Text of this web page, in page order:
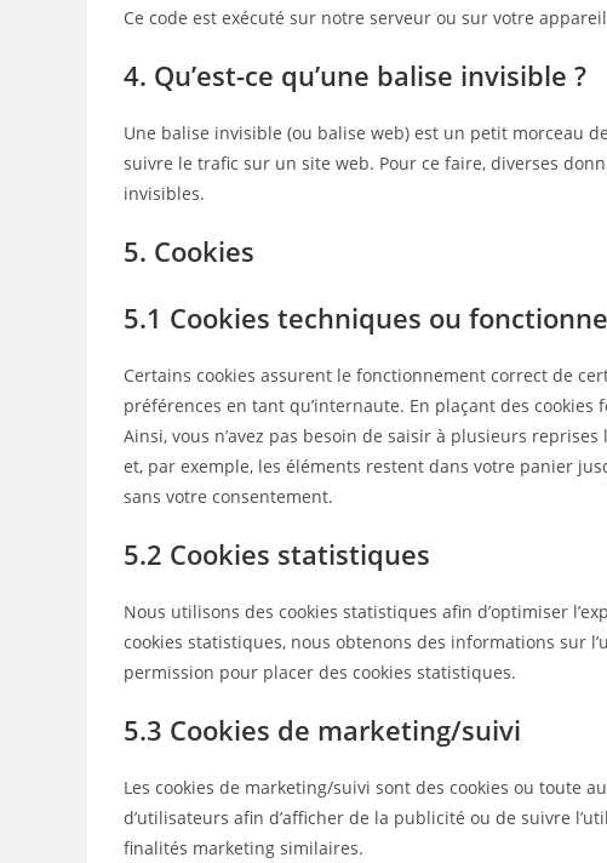
Ce code est exécuté sur notre serveur ou sur votre
4. Qu’est-ce qu’une balise invisible ?
Une balise invisible (ou balise web) est un petit morceau
suivre le trafic sur un site web. Pour ce faire, diverses
invisibles.
5. Cookies
5.1 Cookies techniques ou
Certains cookies assurent le fonctionnement correct de
préférences en tant qu’internaute. En plaçant des
Ainsi, vous n’avez pas besoin de saisir à plusieurs
et, par exemple, les éléments restent dans votre panier
sans votre consentement.
5.2 Cookies statistiques
Nous utilisons des cookies statistiques afin d’optimiser
cookies statistiques, nous obtenons des informations sur
permission pour placer des cookies statistiques.
5.3 Cookies de marketing/suivi
Les cookies de marketing/suivi sont des cookies ou toute
d’utilisateurs afin d’afficher de la publicité ou de suivre
finalités marketing similaires.